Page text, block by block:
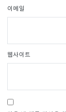
이메일
웹사이트